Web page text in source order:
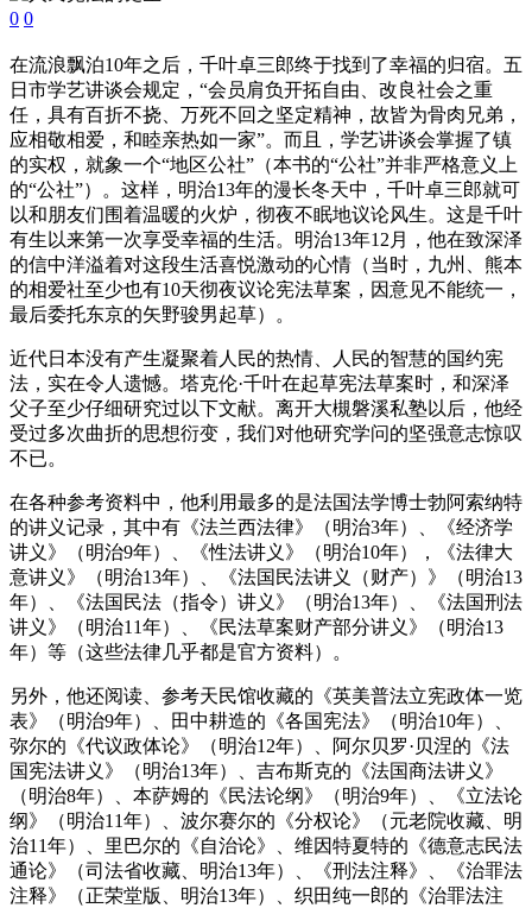
0 0
在流浪飘泊10年之后，千叶卓三郎终于找到了幸福的归宿。五
日市学艺讲谈会规定，“会员肩负开拓自由、改良社会之重
任，具有百折不挠、万死不回之坚定精神，故皆为骨肉兄弟，
应相敬相爱，和睦亲热如一家”。而且，学艺讲谈会掌握了镇
的实权，就象一个“地区公社”（本书的“公社”并非严格意义上
的“公社”）。这样，明治13年的漫长冬天中，千叶卓三郎就可
以和朋友们围着温暖的火炉，彻夜不眠地议论风生。这是千叶
有生以来第一次享受幸福的生活。明治13年12月，他在致深泽
的信中洋溢着对这段生活喜悦激动的心情（当时，九州、熊本
的相爱社至少也有10天彻夜议论宪法草案，因意见不能统一，
最后委托东京的矢野骏男起草）。
近代日本没有产生凝聚着人民的热情、人民的智慧的国约宪
法，实在令人遗憾。塔克伦·千叶在起草宪法草案时，和深泽
父子至少仔细研究过以下文献。离开大槻磐溪私塾以后，他经
受过多次曲折的思想衍变，我们对他研究学问的坚强意志惊叹
不已。
在各种参考资料中，他利用最多的是法国法学博士勃阿索纳特
的讲义记录，其中有《法兰西法律》（明治3年）、《经济学
讲义》（明治9年）、《性法讲义》（明治10年），《法律大
意讲义》（明治13年）、《法国民法讲义（财产）》（明治13
年）、《法国民法（指令）讲义》（明治13年）、《法国刑法
讲义》（明治11年）、《民法草案财产部分讲义》（明治13
年）等（这些法律几乎都是官方资料）。
另外，他还阅读、参考天民馆收藏的《英美普法立宪政体一览
表》（明治9年）、田中耕造的《各国宪法》（明治10年）、
弥尔的《代议政体论》（明治12年）、阿尔贝罗·贝涅的《法
国宪法讲义》（明治13年）、吉布斯克的《法国商法讲义》
（明治8年）、本萨姆的《民法论纲》（明治9年）、《立法论
纲》（明治11年）、波尔赛尔的《分权论》（元老院收藏、明
治11年）、里巴尔的《自治论》、维因特夏特的《德意志民法
通论》（司法省收藏、明治13年）、《刑法注释》、《治罪法
注释》（正荣堂版、明治13年）、织田纯一郎的《治罪法注